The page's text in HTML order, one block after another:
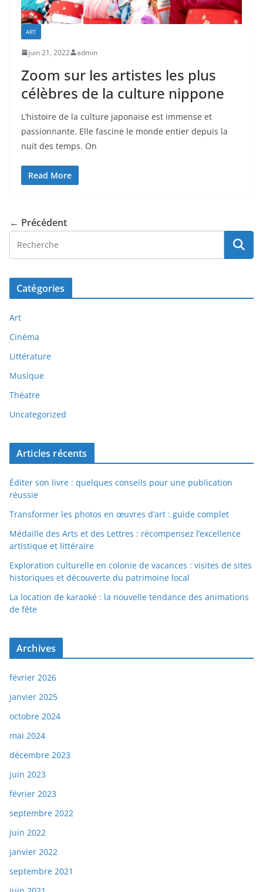
ART
juin 21, 2022 admin
Zoom sur les artistes les plus
célèbres de la culture nippone
L’histoire de la culture japonaise est immense et
passionnante. Elle fascine le monde entier depuis la
nuit des temps. On
Read More
← Précédent
Catégories
Art
Cinéma
Littérature
Musique
Théatre
Uncategorized
Articles récents
Éditer son livre : quelques conseils pour une publication
réussie
Transformer les photos en œuvres d’art : guide complet
Médaille des Arts et des Lettres : récompensez l’excellence
artistique et littéraire
Exploration culturelle en colonie de vacances : visites de sites
historiques et découverte du patrimoine local
La location de karaoké : la nouvelle tendance des animations
de fête
Archives
février 2026
janvier 2025
octobre 2024
mai 2024
décembre 2023
juin 2023
février 2023
septembre 2022
juin 2022
janvier 2022
septembre 2021